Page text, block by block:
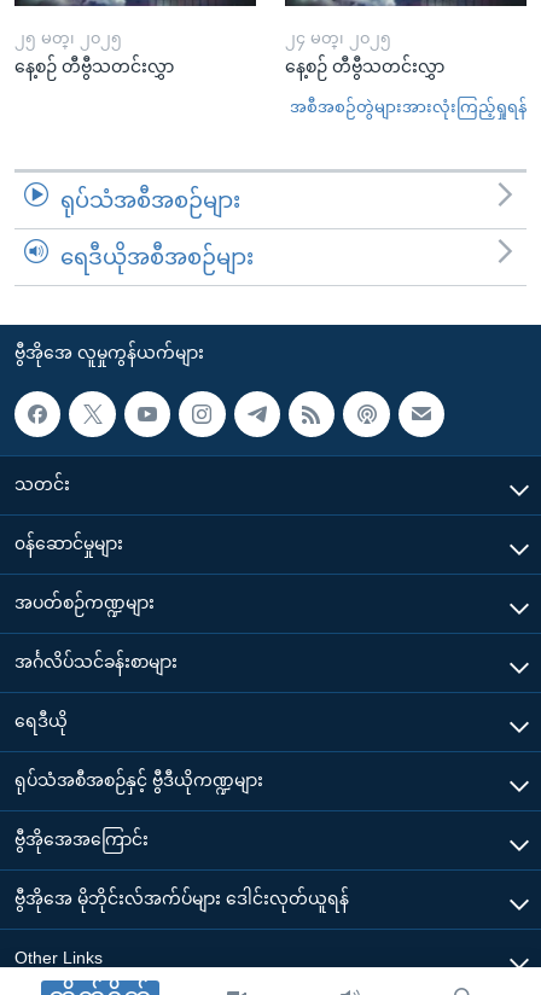
၂၅ မတ္၊ ၂၀၂၅
နေ့စဉ် တီဗွီသတင်းလွှာ
၂၄ မတ္၊ ၂၀၂၅
နေ့စဉ် တီဗွီသတင်းလွှာ
အစီအစဉ်တွဲများအားလုံးကြည့်ရှုရန်
ရုပ်သံအစီအစဉ်များ
ရေဒီယိုအစီအစဉ်များ
ဗွီအိုအေ လူမှုကွန်ယက်များ
သတင်း
၀န်ဆောင်မှုများ
အပတ်စဉ်ကဏ္ဍများ
အင်္ဂလိပ်သင်ခန်းစာများ
ရေဒီယို
ရုပ်သံအစီအစဉ်နှင့် ဗွီဒီယိုကဏ္ဍများ
ဗွီအိုအေအကြောင်း
ဗွီအိုအေ မိုဘိုင်းလ်အက်ပ်များ ဒေါင်းလုတ်ယူရန်
Other Links